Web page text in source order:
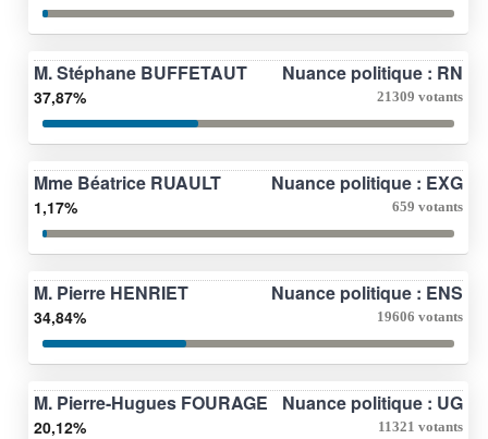
M. Stéphane BUFFETAUT Nuance politique : RN
37,87% 21309 votants
Mme Béatrice RUAULT Nuance politique : EXG
1,17% 659 votants
M. Pierre HENRIET Nuance politique : ENS
34,84% 19606 votants
M. Pierre-Hugues FOURAGE Nuance politique : UG
20,12% 11321 votants